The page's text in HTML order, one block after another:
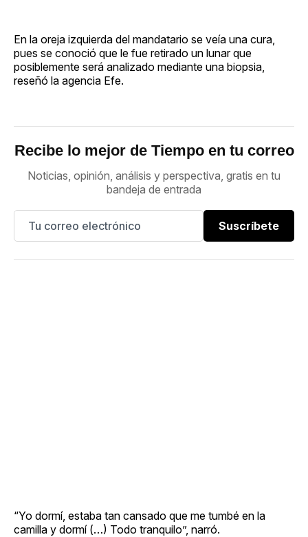
En la oreja izquierda del mandatario se veía una cura,
pues se conoció que le fue retirado un lunar que
posiblemente será analizado mediante una biopsia,
reseñó la agencia Efe.
Recibe lo mejor de Tiempo en tu correo
Noticias, opinión, análisis y perspectiva, gratis en tu
bandeja de entrada
Suscríbete
“Yo dormí, estaba tan cansado que me tumbé en la
camilla y dormí (…) Todo tranquilo”, narró.